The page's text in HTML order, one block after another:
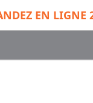
EN LIGNE